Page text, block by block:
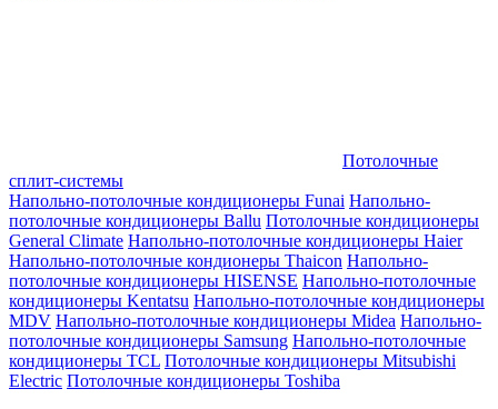
Потолочные
сплит-системы
Напольно-потолочные кондиционеры Funai Напольно-
потолочные кондиционеры Ballu Потолочные кондиционеры
General Climate Напольно-потолочные кондиционеры Haier
Напольно-потолочные кондионеры Thaicon Напольно-
потолочные кондиционеры HISENSE Напольно-потолочные
кондиционеры Kentatsu Напольно-потолочные кондиционеры
MDV Напольно-потолочные кондиционеры Midea Напольно-
потолочные кондиционеры Samsung Напольно-потолочные
кондиционеры TCL Потолочные кондиционеры Mitsubishi
Electric Потолочные кондиционеры Toshiba